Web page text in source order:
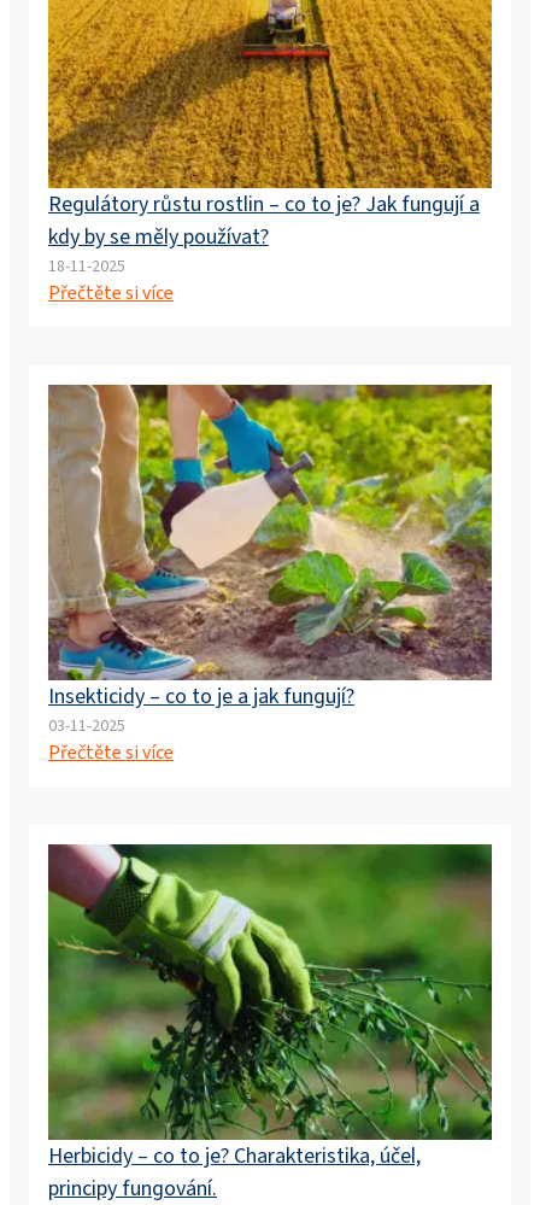
Regulátory růstu rostlin – co to je? Jak fungují a
kdy by se měly používat?
18-11-2025
Přečtěte si více
Insekticidy – co to je a jak fungují?
03-11-2025
Přečtěte si více
Herbicidy – co to je? Charakteristika, účel,
principy fungování.